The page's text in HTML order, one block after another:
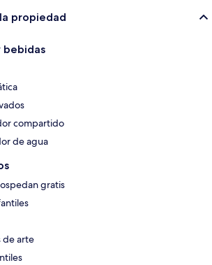
propiedad
bebidas
compartido
de agua
gratis
de arte